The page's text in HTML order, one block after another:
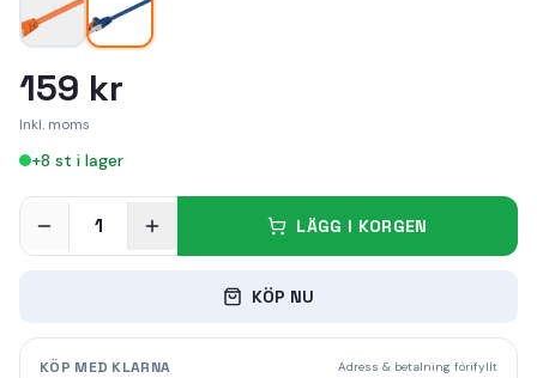
159 kr
Inkl. moms
+8 st i lager
1 LÄGG I KORGEN
KÖP NU
KÖP MED KLARNA Adress & betalning förifyllt